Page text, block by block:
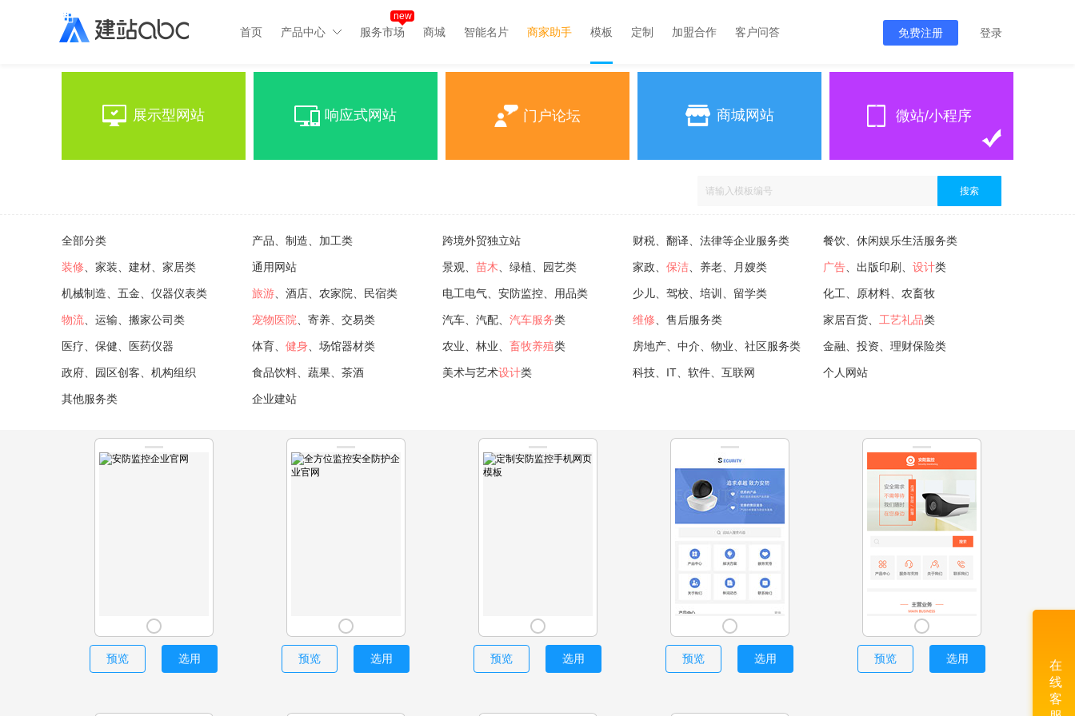
首页 产品中心 服务市场
new
商城 智能名片 商家助手 模板 定制 加盟合作 客户问答 免费注册 登录
展示型网站 响应式网站 门户论坛 商城网站 微站/小程序
搜索
全部分类 产品、制造、加工类 跨境外贸独立站 财税、翻译、法律等企业服务类 餐饮、休闲娱乐生活服务类
装修 、家装、建材、家居类 通用网站 景观、 苗木 、绿植、园艺类 家政、 保洁 、养老、月嫂类 广告 、出版印刷、 设计类
机械制造、五金、仪器仪表类 旅游 、酒店、农家院、民宿类 电工电气、安防监控、用品类 少儿、驾校、培训、留学类 化工、原材料、农畜牧
物流 、运输、搬家公司类 宠物医院 、寄养、交易类 汽车、汽配、 汽车服务类 维修 、售后服务类 家居百货、 工艺礼品类
医疗、保健、医药仪器 体育、 健身 、场馆器材类 农业、林业、 畜牧养殖类 房地产、中介、物业、社区服务类 金融、投资、理财保险类
政府、园区创客、机构组织 食品饮料、蔬果、茶酒 美术与艺术设计类 科技、IT、软件、互联网 个人网站
其他服务类 企业建站
预览 选用 预览 选用 预览 选用 预览 选用 预览 选用
在
线
客